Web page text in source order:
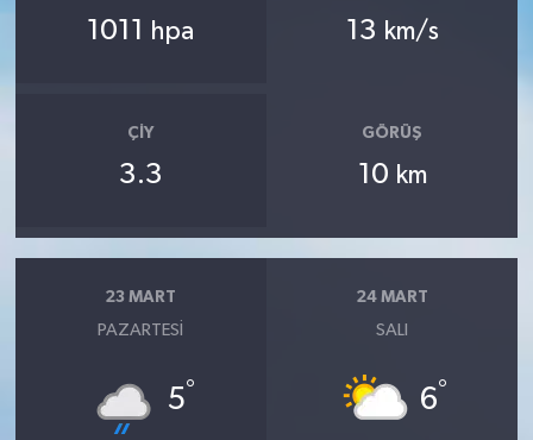
1011 hpa 13 km/s
ÇIY
3.3
GÖRÜŞ
10 km
23 MART
PAZARTESI
5°
24 MART
SALI
6°